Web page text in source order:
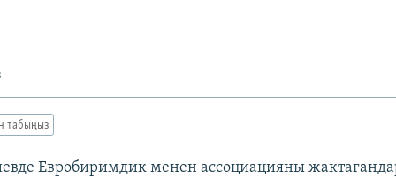
табыңыз
Евробиримдик менен ассоциацияны